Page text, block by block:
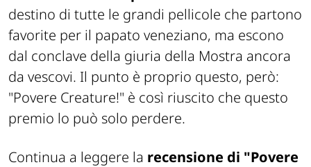
destino di tutte le grandi pellicole che partono
favorite per il papato veneziano, ma escono
dal conclave della giuria della Mostra ancora
da vescovi. Il punto è proprio questo, però:
"Povere Creature!" è così riuscito che questo
premio lo può solo perdere.
Continua a leggere la recensione di "Povere